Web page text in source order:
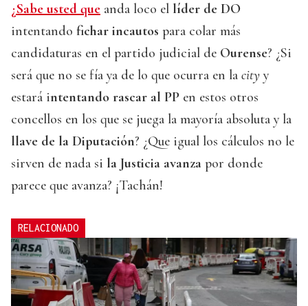
¿Sabe usted que anda loco el líder de DO
intentando fichar incautos para colar más
candidaturas en el partido judicial de Ourense? ¿Si
será que no se fía ya de lo que ocurra en la city y
estará intentando rascar al PP en estos otros
concellos en los que se juega la mayoría absoluta y la
llave de la Diputación? ¿Que igual los cálculos no le
sirven de nada si la Justicia avanza por donde
parece que avanza? ¡Tachán!
RELACIONADO